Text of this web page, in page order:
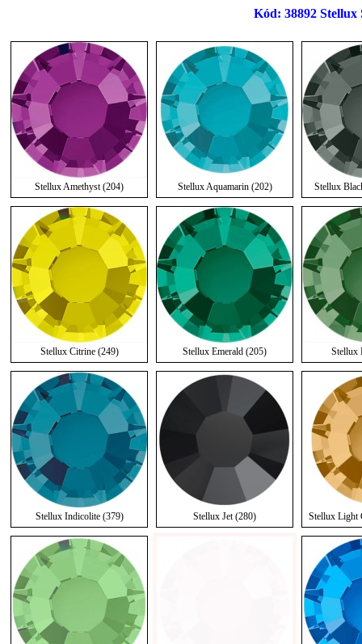
Kód: 38892 Stellux
Stellux Amethyst (204) Stellux Aquamarin (202) Stellux
Stellux Citrine (249) Stellux Emerald (205) Stellux
Stellux Indicolite (379) Stellux Jet (280) Stellux Light